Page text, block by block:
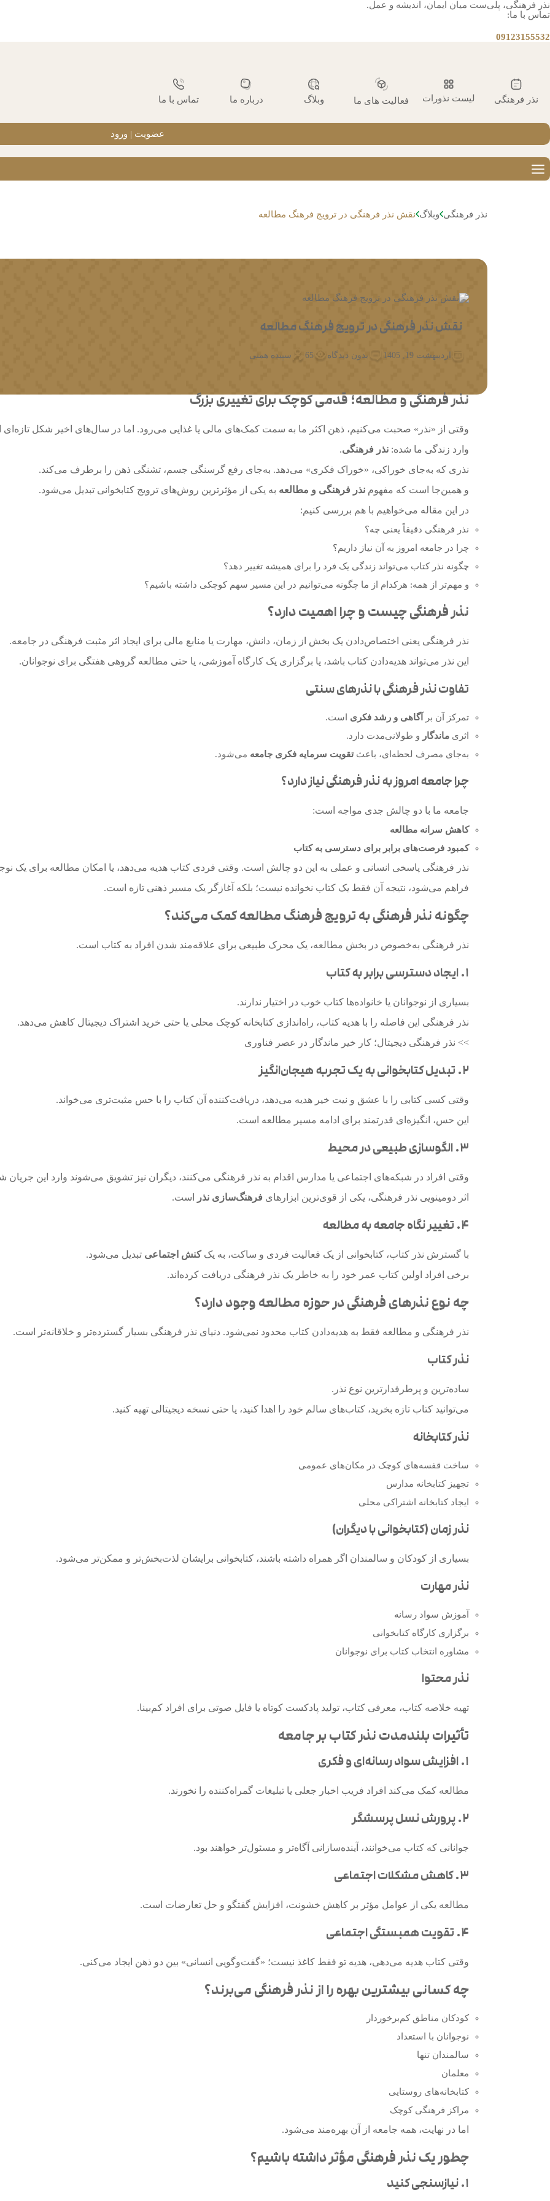
نذر فرهنگی، پلی‌ست میان ایمان، اندیشه و عمل.
تماس با ما:
09123155532
نذر فرهنگی لیست نذورات فعالیت های ما وبلاگ درباره ما تماس با ما
عضویت | ورود
نذر فرهنگی وبلاگ نقش نذر فرهنگی در ترویج فرهنگ مطالعه
نقش نذر فرهنگی در ترویج فرهنگ مطالعه
اردیبهشت 19, 1405 بدون دیدگاه 65 سپیده همتی
نذر فرهنگی و مطالعه؛ قدمی کوچک برای تغییری بزرگ
وقتی از «نذر» صحبت می‌کنیم، ذهن اکثر ما به سمت کمک‌های مالی یا غذایی می‌رود. اما در سال‌های اخیر شکل تازه‌ای
وارد زندگی ما شده: نذر فرهنگی.
نذری که به‌جای خوراکی، «خوراک فکری» می‌دهد. به‌جای رفع گرسنگی جسم، تشنگی ذهن را برطرف می‌کند.
و همین‌جا است که مفهوم نذر فرهنگی و مطالعه به یکی از مؤثرترین روش‌های ترویج کتابخوانی تبدیل می‌شود.
در این مقاله می‌خواهیم با هم بررسی کنیم:
نذر فرهنگی دقیقاً یعنی چه؟
چرا در جامعه امروز به آن نیاز داریم؟
چگونه نذر کتاب می‌تواند زندگی یک فرد را برای همیشه تغییر دهد؟
و مهم‌تر از همه: هرکدام از ما چگونه می‌توانیم در این مسیر سهم کوچکی داشته باشیم؟
نذر فرهنگی چیست و چرا اهمیت دارد؟
نذر فرهنگی یعنی اختصاص‌دادن یک بخش از زمان، دانش، مهارت یا منابع مالی برای ایجاد اثر مثبت فرهنگی در جامعه.
این نذر می‌تواند هدیه‌دادن کتاب باشد، یا برگزاری یک کارگاه آموزشی، یا حتی مطالعه گروهی هفتگی برای نوجوانان.
تفاوت نذر فرهنگی با نذرهای سنتی
تمرکز آن بر آگاهی و رشد فکری است.
اثری ماندگار و طولانی‌مدت دارد.
به‌جای مصرف لحظه‌ای، باعثتقویت سرمایه فکری جامعه می‌شود.
چرا جامعه امروز به نذر فرهنگی نیاز دارد؟
جامعه ما با دو چالش جدی مواجه است:
کاهش سرانه مطالعه
کمبود فرصت‌های برابر برای دسترسی به کتاب
نذر فرهنگی پاسخی انسانی و عملی به این دو چالش است. وقتی فردی کتاب هدیه می‌دهد، یا امکان مطالعه برای یک
فراهم می‌شود، نتیجه آن فقط یک کتاب نخوانده نیست؛ بلکه آغازگر یک مسیر ذهنی تازه است.
چگونه نذر فرهنگی به ترویج فرهنگ مطالعه کمک می‌کند؟
نذر فرهنگی به‌خصوص در بخش مطالعه، یک محرک طبیعی برای علاقه‌مند شدن افراد به کتاب است.
۱. ایجاد دسترسی برابر به کتاب
بسیاری از نوجوانان یا خانواده‌ها کتاب خوب در اختیار ندارند.
نذر فرهنگی این فاصله را با هدیه کتاب، راه‌اندازی کتابخانه کوچک محلی یا حتی خرید اشتراک دیجیتال کاهش می‌دهد.
>> نذر فرهنگی دیجیتال؛ کار خیر ماندگار در عصر فناوری
۲. تبدیل کتابخوانی به یک تجربه هیجان‌انگیز
وقتی کسی کتابی را با عشق و نیت خیر هدیه می‌دهد، دریافت‌کننده آن کتاب را با حس مثبت‌تری می‌خواند.
این حس، انگیزه‌ای قدرتمند برای ادامه مسیر مطالعه است.
۳. الگوسازی طبیعی در محیط
وقتی افراد در شبکه‌های اجتماعی یا مدارس اقدام به نذر فرهنگی می‌کنند، دیگران نیز تشویق می‌شوند وارد این جریان
اثر دومینویی نذر فرهنگی، یکی از قوی‌ترین ابزارهای فرهنگ‌سازی نذر است.
۴. تغییر نگاه جامعه به مطالعه
با گسترش نذر کتاب، کتابخوانی از یک فعالیت فردی و ساکت، به یککنش اجتماعی تبدیل می‌شود.
برخی افراد اولین کتاب عمر خود را به خاطر یک نذر فرهنگی دریافت کرده‌اند.
چه نوع نذرهای فرهنگی در حوزه مطالعه وجود دارد؟
نذر فرهنگی و مطالعه فقط به هدیه‌دادن کتاب محدود نمی‌شود. دنیای نذر فرهنگی بسیار گسترده‌تر و خلاقانه‌تر است.
نذر کتاب
ساده‌ترین و پرطرفدارترین نوع نذر.
می‌توانید کتاب تازه بخرید، کتاب‌های سالم خود را اهدا کنید، یا حتی نسخه دیجیتالی تهیه کنید.
نذر کتابخانه
ساخت قفسه‌های کوچک در مکان‌های عمومی
تجهیز کتابخانه مدارس
ایجاد کتابخانه اشتراکی محلی
نذر زمان (کتابخوانی با دیگران)
بسیاری از کودکان و سالمندان اگر همراه داشته باشند، کتابخوانی برایشان لذت‌بخش‌تر و ممکن‌تر می‌شود.
نذر مهارت
آموزش سواد رسانه
برگزاری کارگاه کتابخوانی
مشاوره انتخاب کتاب برای نوجوانان
نذر محتوا
تهیه خلاصه کتاب، معرفی کتاب، تولید پادکست کوتاه یا فایل صوتی برای افراد کم‌بینا.
تأثیرات بلندمدت نذر کتاب بر جامعه
۱. افزایش سواد رسانه‌ای و فکری
مطالعه کمک می‌کند افراد فریب اخبار جعلی یا تبلیغات گمراه‌کننده را نخورند.
۲. پرورش نسل پرسشگر
جوانانی که کتاب می‌خوانند، آینده‌سازانی آگاه‌تر و مسئول‌تر خواهند بود.
۳. کاهش مشکلات اجتماعی
مطالعه یکی از عوامل مؤثر بر کاهش خشونت، افزایش گفتگو و حل تعارضات است.
۴. تقویت همبستگی اجتماعی
وقتی کتاب هدیه می‌دهی، هدیه تو فقط کاغذ نیست؛ «گفت‌وگویی انسانی» بین دو ذهن ایجاد می‌کنی.
چه کسانی بیشترین بهره را از نذر فرهنگی می‌برند؟
کودکان مناطق کم‌برخوردار
نوجوانان با استعداد
سالمندان تنها
معلمان
کتابخانه‌های روستایی
مراکز فرهنگی کوچک
اما در نهایت، همه جامعه از آن بهره‌مند می‌شود.
چطور یک نذر فرهنگی مؤثر داشته باشیم؟
۱. نیازسنجی کنید